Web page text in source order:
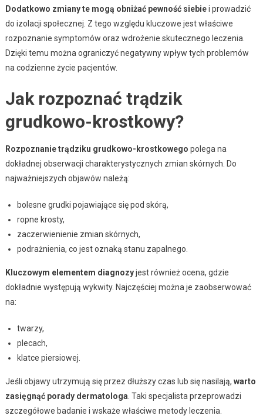
Dodatkowo zmiany te mogą obniżać pewność siebiei prowadzić
do izolacji społecznej. Z tego względu kluczowe jest właściwe
rozpoznanie symptomów oraz wdrożenie skutecznego leczenia.
Dzięki temu można ograniczyć negatywny wpływ tych problemów
na codzienne życie pacjentów.
Jak rozpoznać trądzik
grudkowo-krostkowy?
Rozpoznanie trądziku grudkowo-krostkowego polega na
dokładnej obserwacji charakterystycznych zmian skórnych. Do
najważniejszych objawów należą:
bolesne grudki pojawiające się pod skórą,
ropne krosty,
zaczerwienienie zmian skórnych,
podrażnienia, co jest oznaką stanu zapalnego.
Kluczowym elementem diagnozyjest również ocena, gdzie
dokładnie występują wykwity. Najczęściej można je zaobserwować
na:
twarzy,
plecach,
klatce piersiowej.
Jeśli objawy utrzymują się przez dłuższy czas lub się nasilają, warto
zasięgnąć porady dermatologa. Taki specjalista przeprowadzi
szczegółowe badanie i wskaże właściwe metody leczenia.